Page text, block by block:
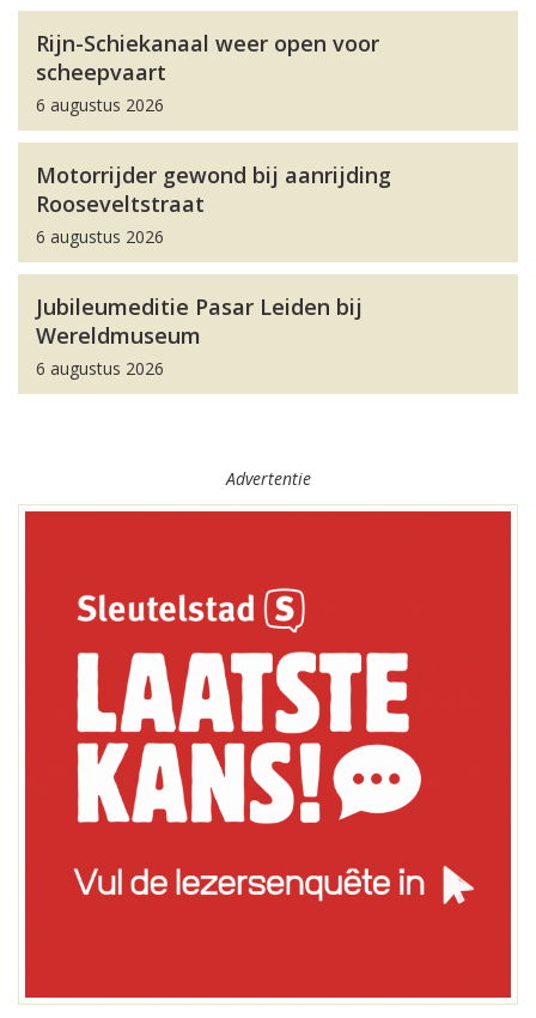
Rijn-Schiekanaal weer open voor
scheepvaart
6 augustus 2026
Motorrijder gewond bij aanrijding
Rooseveltstraat
6 augustus 2026
Jubileumeditie Pasar Leiden bij
Wereldmuseum
6 augustus 2026
Advertentie